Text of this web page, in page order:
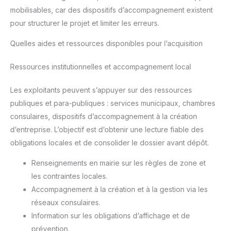
mobilisables, car des dispositifs d’accompagnement existent
pour structurer le projet et limiter les erreurs.
Quelles aides et ressources disponibles pour l’acquisition
Ressources institutionnelles et accompagnement local
Les exploitants peuvent s’appuyer sur des ressources
publiques et para-publiques : services municipaux, chambres
consulaires, dispositifs d’accompagnement à la création
d’entreprise. L’objectif est d’obtenir une lecture fiable des
obligations locales et de consolider le dossier avant dépôt.
Renseignements en mairie sur les règles de zone et
les contraintes locales.
Accompagnement à la création et à la gestion via les
réseaux consulaires.
Information sur les obligations d’affichage et de
prévention.